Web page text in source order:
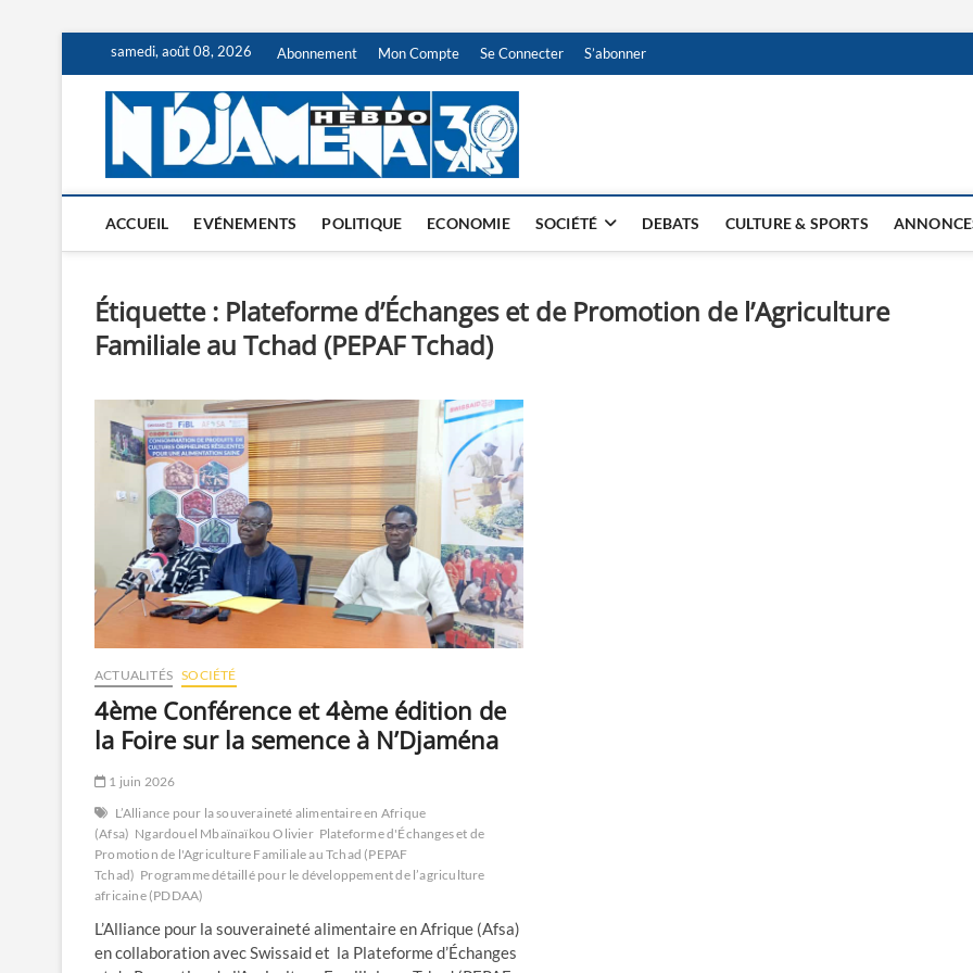
content
samedi, août 08, 2026 Abonnement Mon Compte Se Connecter S’abonner
NDJAMENA HEBDO
ACCUEIL EVÉNEMENTS POLITIQUE ECONOMIE SOCIÉTÉ DEBATS CULTURE & SPORTS
Étiquette : Plateforme d’Échanges et de Promotion de l’Agriculture
Familiale au Tchad (PEPAF Tchad)
ACTUALITÉS SOCIÉTÉ
4ème Conférence et 4ème édition de
la Foire sur la semence à N’Djaména
1 juin 2026
L’Alliance pour la souveraineté alimentaire en Afrique
(Afsa) Ngardouel Mbaïnaïkou Olivier Plateforme d'Échanges et de
Promotion de l'Agriculture Familiale au Tchad (PEPAF
Tchad) Programme détaillé pour le développement de l’agriculture
africaine (PDDAA)
L’Alliance pour la souveraineté alimentaire en Afrique (Afsa)
en collaboration avec Swissaid et la Plateforme d’Échanges